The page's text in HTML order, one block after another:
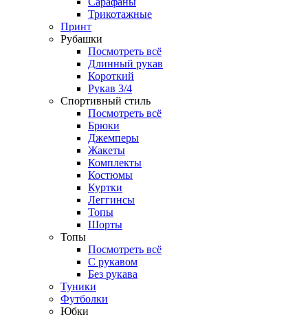
Трикотажные
Принт
Рубашки
Посмотреть всё
Длинный рукав
Короткий
Рукав 3/4
Спортивный стиль
Посмотреть всё
Брюки
Джемперы
Жакеты
Комплекты
Костюмы
Куртки
Леггинсы
Топы
Шорты
Топы
Посмотреть всё
C рукавом
Без рукава
Туники
Футболки
Юбки